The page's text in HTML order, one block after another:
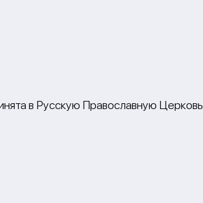
в Русскую Православную Церковь